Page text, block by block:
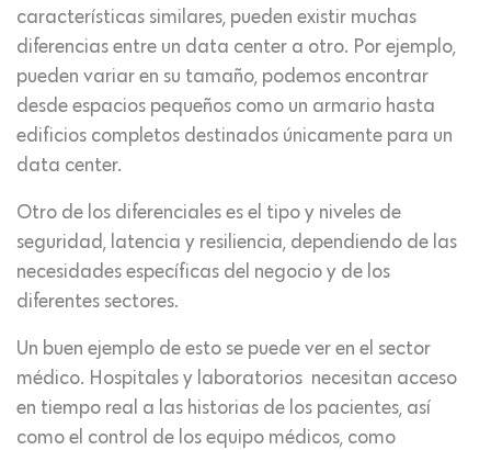
características similares, pueden existir muchas
diferencias entre un data center a otro. Por ejemplo,
pueden variar en su tamaño, podemos encontrar
desde espacios pequeños como un armario hasta
edificios completos destinados únicamente para un
data center.
Otro de los diferenciales es el tipo y niveles de
seguridad, latencia y resiliencia, dependiendo de las
necesidades específicas del negocio y de los
diferentes sectores.
Un buen ejemplo de esto se puede ver en el sector
médico. Hospitales y laboratorios necesitan acceso
en tiempo real a las historias de los pacientes, así
como el control de los equipo médicos, como